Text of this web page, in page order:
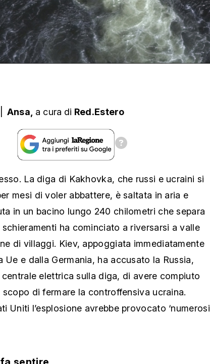
Ansa, a cura di Red.Estero
La diga di Kakhovka, che russi e ucraini si
mesi di voler abbattere, è saltata in aria e
in un bacino lungo 240 chilometri che separa
ha cominciato a riversarsi a valle
di villaggi. Kiev, appoggiata immediatamente
Ue e dalla Germania, ha accusato la Russia,
elettrica sulla diga, di avere compiuto
di fermare la controffensiva ucraina.
Uniti l’esplosione avrebbe provocato ‘numerosi